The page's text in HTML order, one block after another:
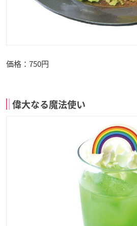
価格：750円
偉大なる魔法使い